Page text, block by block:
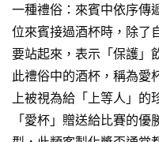
一種禮俗：來賓中依序傳
位來賓接過酒杯時，除了
要站起來，表示「保護」
此禮俗中的酒杯，稱為
上被視為給「上等人」
「愛杯」贈送給比賽的